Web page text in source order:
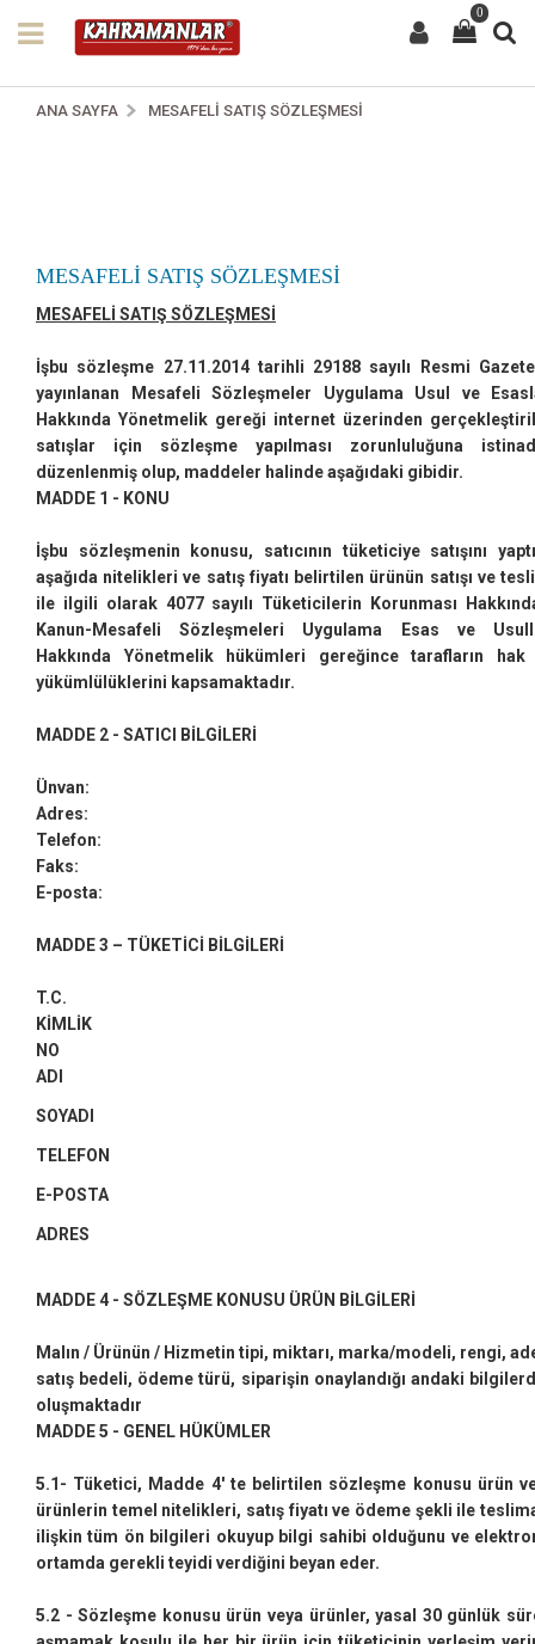
0
ANA SAYFA MESAFELI SATIŞ SÖZLEŞMESI
MESAFELI SATIŞ SÖZLEŞMESI
MESAFELİ SATIŞ SÖZLEŞMESİ
İşbu sözleşme 27.11.2014 tarihli 29188 sayılı Resmi
yayınlanan Mesafeli Sözleşmeler Uygulama Usul ve
Hakkında Yönetmelik gereği internet üzerinden
satışlar için sözleşme yapılması zorunluluğuna
düzenlenmiş olup, maddeler halinde aşağıdaki gibidir.
MADDE 1 - KONU
İşbu sözleşmenin konusu, satıcının tüketiciye satışını
aşağıda nitelikleri ve satış fiyatı belirtilen ürünün satışı ve
ile ilgili olarak 4077 sayılı Tüketicilerin Korunması
Kanun-Mesafeli Sözleşmeleri Uygulama Esas ve
Hakkında Yönetmelik hükümleri gereğince tarafların hak
yükümlülüklerini kapsamaktadır.
MADDE 2 - SATICI BİLGİLERİ
Ünvan:
Adres:
Telefon:
Faks:
E-posta:
MADDE 3 – TÜKETİCİ BİLGİLERİ
T.C.
KİMLİK
NO
ADI
SOYADI
TELEFON
E-POSTA
ADRES
MADDE 4 - SÖZLEŞME KONUSU ÜRÜN BİLGİLERİ
Malın / Ürünün / Hizmetin tipi, miktarı, marka/modeli, rengi,
satış bedeli, ödeme türü, siparişin onaylandığı andaki
oluşmaktadır
MADDE 5 - GENEL HÜKÜMLER
5.1- Tüketici, Madde 4' te belirtilen sözleşme konusu ürün
ürünlerin temel nitelikleri, satış fiyatı ve ödeme şekli ile
ilişkin tüm ön bilgileri okuyup bilgi sahibi olduğunu ve
ortamda gerekli teyidi verdiğini beyan eder.
5.2 - Sözleşme konusu ürün veya ürünler, yasal 30 günlük